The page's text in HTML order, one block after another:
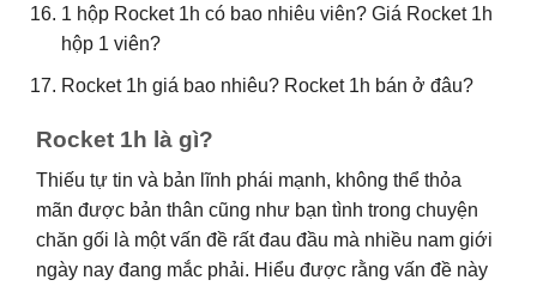
1 hộp Rocket 1h có bao nhiêu viên? Giá Rocket 1h
hộp 1 viên?
Rocket 1h giá bao nhiêu? Rocket 1h bán ở đâu?
Rocket 1h là gì?
Thiếu tự tin và bản lĩnh phái mạnh, không thể thỏa
mãn được bản thân cũng như bạn tình trong chuyện
chăn gối là một vấn đề rất đau đầu mà nhiều nam giới
ngày nay đang mắc phải. Hiểu được rằng vấn đề này